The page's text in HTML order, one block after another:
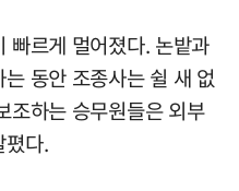
빠르게 멀어졌다. 논밭과
동안 조종사는 쉴 새 없
조하는 승무원들은 외부
폈다.